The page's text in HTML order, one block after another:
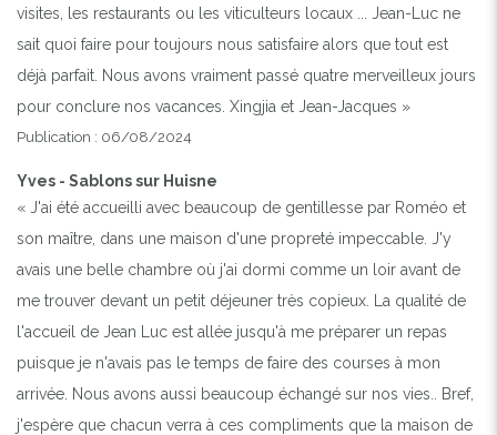
visites, les restaurants ou les viticulteurs locaux ... Jean-Luc ne
sait quoi faire pour toujours nous satisfaire alors que tout est
déjà parfait. Nous avons vraiment passé quatre merveilleux jours
pour conclure nos vacances. Xingjia et Jean-Jacques »
Publication : 06/08/2024
Yves - Sablons sur Huisne
« J'ai été accueilli avec beaucoup de gentillesse par Roméo et
son maître, dans une maison d'une propreté impeccable. J'y
avais une belle chambre où j'ai dormi comme un loir avant de
me trouver devant un petit déjeuner très copieux. La qualité de
l'accueil de Jean Luc est allée jusqu'à me préparer un repas
puisque je n'avais pas le temps de faire des courses à mon
arrivée. Nous avons aussi beaucoup échangé sur nos vies.. Bref,
j'espère que chacun verra à ces compliments que la maison de